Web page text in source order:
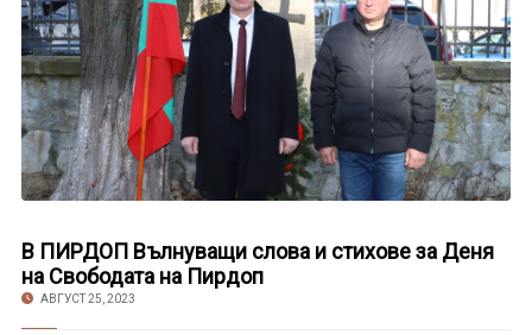
В ПИРДОП Вълнуващи слова и стихове за Деня
на Свободата на Пирдоп
АВГУСТ 25, 2023